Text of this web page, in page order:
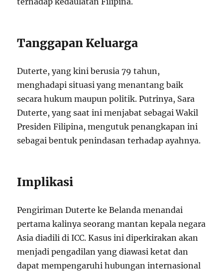
Tanggapan Keluarga
Duterte, yang kini berusia 79 tahun,
menghadapi situasi yang menantang baik
secara hukum maupun politik. Putrinya, Sara
Duterte, yang saat ini menjabat sebagai Wakil
Presiden Filipina, mengutuk penangkapan ini
sebagai bentuk penindasan terhadap ayahnya.
Implikasi
Pengiriman Duterte ke Belanda menandai
pertama kalinya seorang mantan kepala negara
Asia diadili di ICC. Kasus ini diperkirakan akan
menjadi pengadilan yang diawasi ketat dan
dapat mempengaruhi hubungan internasional